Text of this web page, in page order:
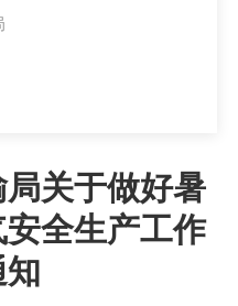
关于做好暑
全生产工作
知